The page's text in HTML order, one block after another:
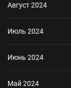
Август 2024
Июль 2024
Июнь 2024
Май 2024